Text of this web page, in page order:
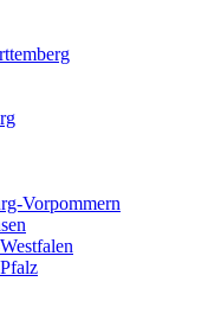
Vorpommern